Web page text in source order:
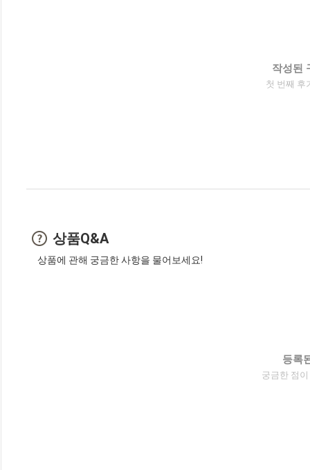
작성된
첫 번째 후
상품Q&A
상품에 관해 궁금한 사항을 물어보세요!
등록
궁금한 점